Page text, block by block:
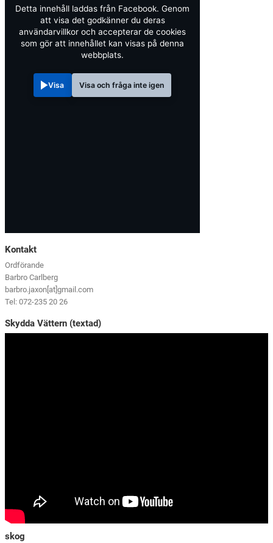
Detta innehåll laddas från Facebook. Genom
att visa det godkänner du deras
användarvillkor och accepterar de cookies
som gör att innehållet kan visas på denna
webbplats.
Visa Visa och fråga inte igen
Kontakt
Ordförande
Barbro Carlberg
barbro.jaxon[at]gmail.com
Tel: 072-235 20 26
Skydda Vättern (textad)
skog